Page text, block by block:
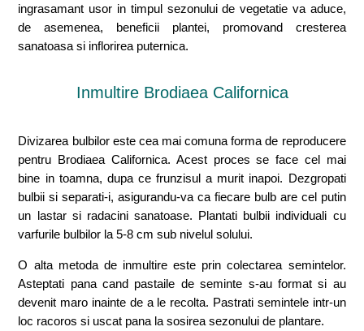
ingrasamant usor in timpul sezonului de vegetatie va aduce,
de asemenea, beneficii plantei, promovand cresterea
sanatoasa si inflorirea puternica.
Inmultire Brodiaea Californica
Divizarea bulbilor este cea mai comuna forma de reproducere
pentru Brodiaea Californica. Acest proces se face cel mai
bine in toamna, dupa ce frunzisul a murit inapoi. Dezgropati
bulbii si separati-i, asigurandu-va ca fiecare bulb are cel putin
un lastar si radacini sanatoase. Plantati bulbii individuali cu
varfurile bulbilor la 5-8 cm sub nivelul solului.
O alta metoda de inmultire este prin colectarea semintelor.
Asteptati pana cand pastaile de seminte s-au format si au
devenit maro inainte de a le recolta. Pastrati semintele intr-un
loc racoros si uscat pana la sosirea sezonului de plantare.